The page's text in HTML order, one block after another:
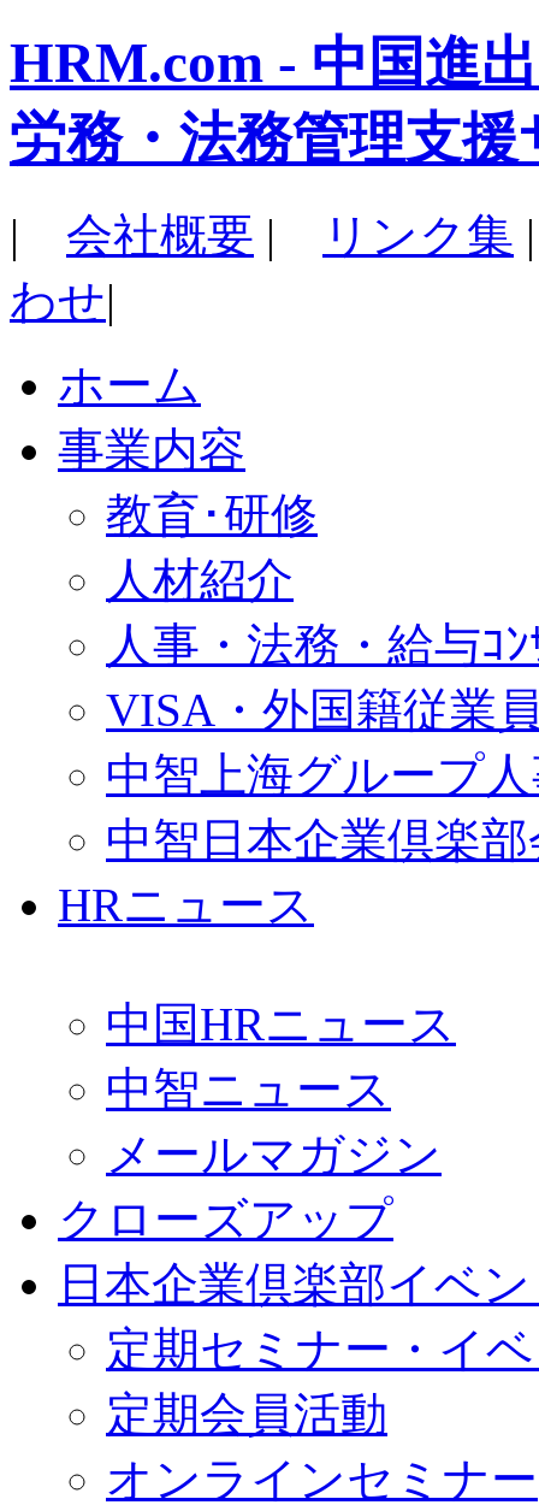
HRM.com - 中国進
労務・法務管理支援
| 会社概要 | リンク集
わせ|
ホーム
事業内容
教育･研修
人材紹介
人事・法務・給与ｺﾝ
VISA・外国籍従業
中智上海グループ
中智日本企業倶楽
HRニュース
中国HRニュース
中智ニュース
メールマガジン
クローズアップ
日本企業倶楽部イベ
定期セミナー・イ
定期会員活動
オンラインセミナー